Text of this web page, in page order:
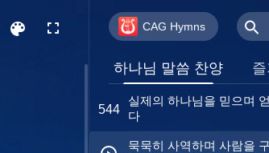
CAG Hymns
하나님 말씀 찬양
541 네가 하나님을 떠나지만 않
542 하나님 인류 경영 사역의
544
실제의 하나님을 믿으며
다
묵묵히 사역하며 사람을